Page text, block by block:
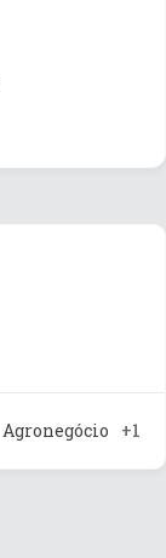
Agronegócio +1